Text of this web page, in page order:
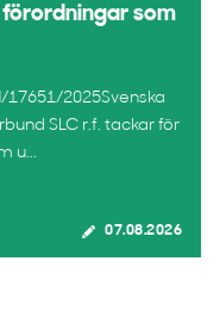
som
2025Svenska
SLC r.f. tackar för
u...
07.08.2026